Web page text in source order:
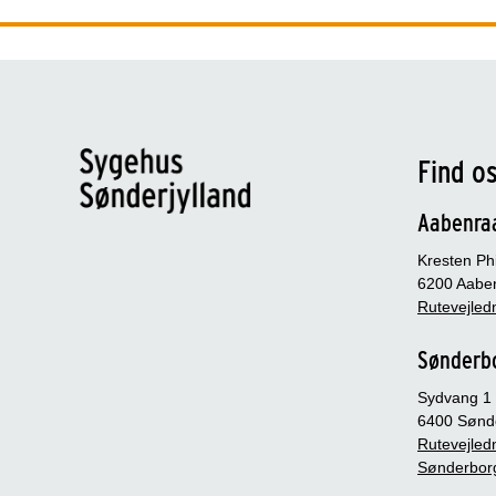
Find os
Kresten
6200
Sydvang 1
6400